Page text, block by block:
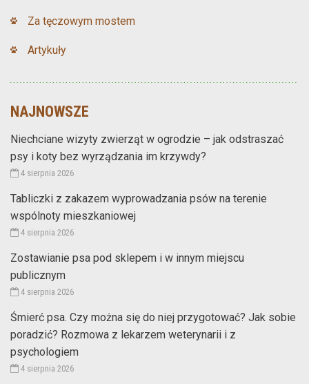
Za tęczowym mostem
Artykuły
NAJNOWSZE
Niechciane wizyty zwierząt w ogrodzie – jak odstraszać
psy i koty bez wyrządzania im krzywdy?
4 sierpnia 2026
Tabliczki z zakazem wyprowadzania psów na terenie
wspólnoty mieszkaniowej
4 sierpnia 2026
Zostawianie psa pod sklepem i w innym miejscu
publicznym
4 sierpnia 2026
Śmierć psa. Czy można się do niej przygotować? Jak sobie
poradzić? Rozmowa z lekarzem weterynarii i z
psychologiem
4 sierpnia 2026